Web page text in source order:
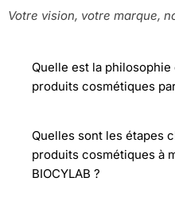
Votre vision, votre marque,
Quelle est la
produits cosmétiques
Quelles sont les étapes
produits cosmétiques à
BIOCYLAB ?